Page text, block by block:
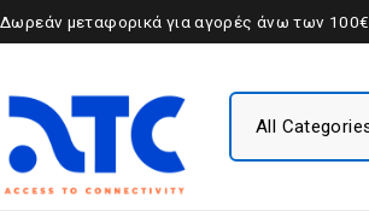
Δωρεάν μεταφορικά για αγορές άνω των 100€